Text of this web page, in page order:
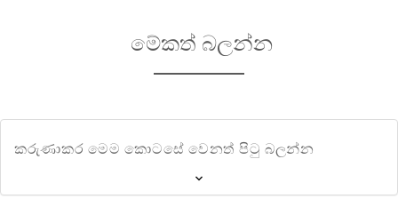
මේකත් බලන්න
කරුණාකර මෙම කොටසේ වෙනත් පිටු බලන්න